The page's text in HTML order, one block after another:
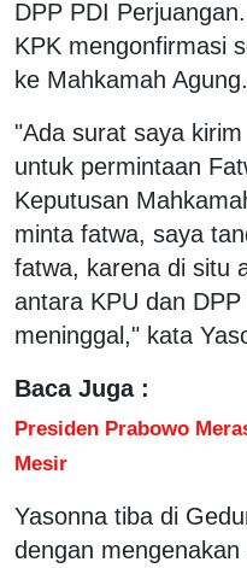
DPP PDI
KPK mengonfirmasi
ke Mahkamah Agung.
"Ada surat saya
untuk permintaan
Keputusan
minta fatwa, saya
fatwa, karena di situ
antara KPU dan
meninggal," kata
Baca Juga :
Presiden Prabowo
Mesir
Yasonna tiba di
dengan